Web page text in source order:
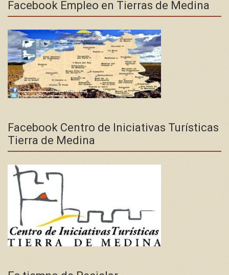
Facebook Empleo en Tierras de Medina
Facebook Centro de Iniciativas Turísticas
Tierra de Medina